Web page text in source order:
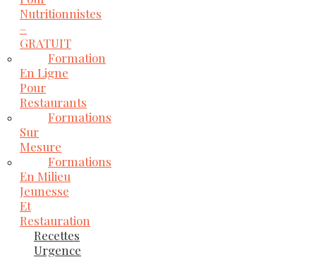
Nutritionnistes
–
GRATUIT
Formation
En Ligne
Pour
Restaurants
Formations
Sur
Mesure
Formations
En Milieu
Jeunesse
Et
Restauration
Recettes
Urgence